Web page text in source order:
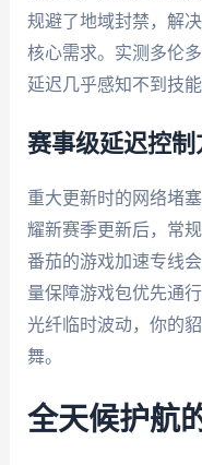
规避了地域封禁，解
核心需求。实测多伦
延迟几乎感知不到技能
赛事级延迟控制
重大更新时的网络堵
耀新赛季更新后，常
番茄的游戏加速专线
量保障游戏包优先通
光纤临时波动，你的
舞。
全天候护航